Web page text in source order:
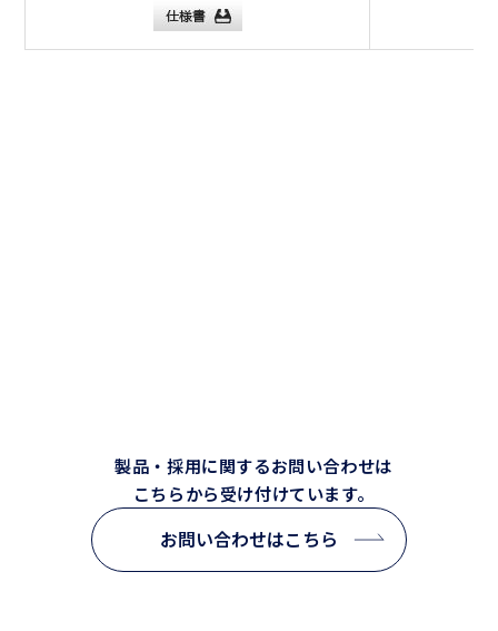
製品・採用に関するお問い合わせは
こちらから受け付けています。
お問い合わせはこちら